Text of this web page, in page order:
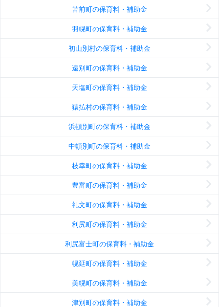
苫前町の保育料・補助金
羽幌町の保育料・補助金
初山別村の保育料・補助金
遠別町の保育料・補助金
天塩町の保育料・補助金
猿払村の保育料・補助金
浜頓別町の保育料・補助金
中頓別町の保育料・補助金
枝幸町の保育料・補助金
豊富町の保育料・補助金
礼文町の保育料・補助金
利尻町の保育料・補助金
利尻富士町の保育料・補助金
幌延町の保育料・補助金
美幌町の保育料・補助金
津別町の保育料・補助金